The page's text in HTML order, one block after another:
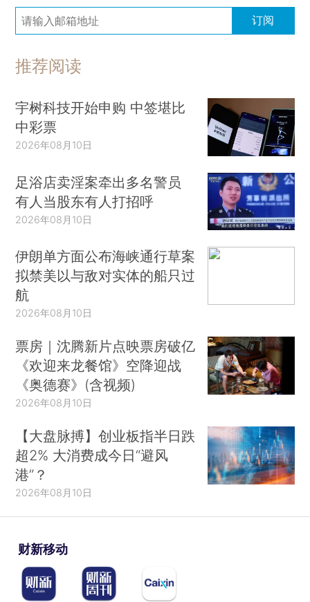
订阅
推荐阅读
宇树科技开始申购 中签堪比
中彩票
2026年08月10日
足浴店卖淫案牵出多名警员
有人当股东有人打招呼
2026年08月10日
伊朗单方面公布海峡通行草案
拟禁美以与敌对实体的船只过
航
2026年08月10日
票房｜沈腾新片点映票房破亿
《欢迎来龙餐馆》空降迎战
《奥德赛》(含视频)
2026年08月10日
【大盘脉搏】创业板指半日跌
超2% 大消费成今日“避风
港”？
2026年08月10日
财新移动